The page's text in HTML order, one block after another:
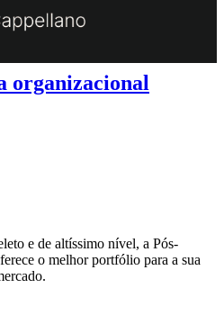
organizacional
e de altíssimo nível, a Pós-
o melhor portfólio para a sua